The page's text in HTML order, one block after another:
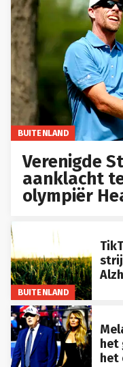
BUITENLAND
Verenigde
aanklacht
olympiër
BUITENLAND
het
het